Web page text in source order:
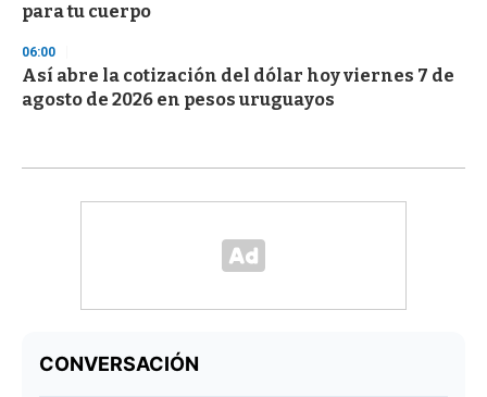
para tu cuerpo
06:00
Así abre la cotización del dólar hoy viernes 7 de
agosto de 2026 en pesos uruguayos